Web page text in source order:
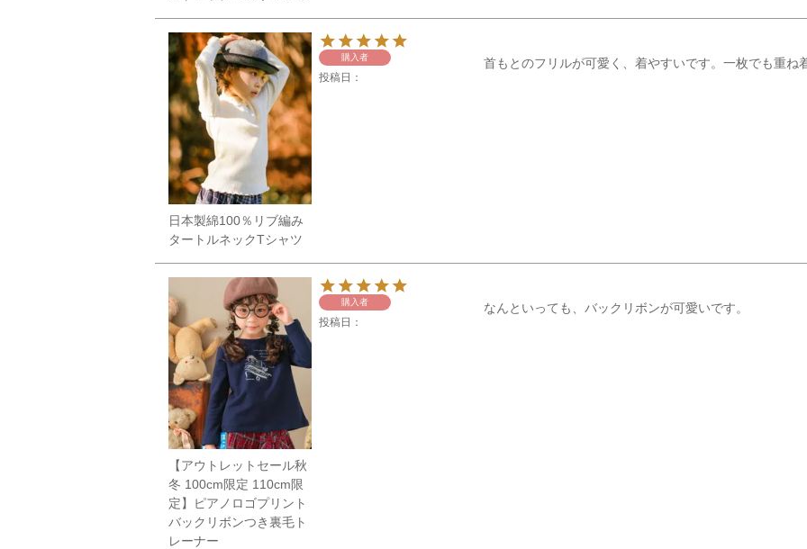
日本製綿100％リブ編み
タートルネックTシャツ
購入者
投稿日
首もとのフリルが可愛く、着やすいです。一枚でも重ね
【アウトレットセール秋
冬 100cm限定 110cm限
定】ピアノロゴプリント
バックリボンつき裏毛ト
レーナー
購入者
投稿日